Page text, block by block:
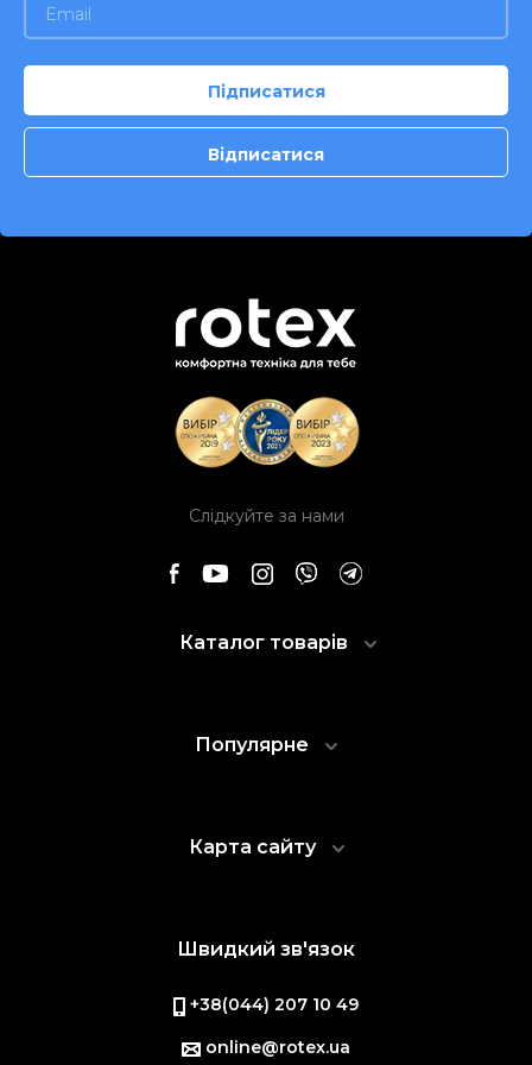
Слідкуйте за нами
Каталог товарів
Популярне
Карта сайту
Швидкий зв'язок
+38(044) 207 10 49
online@rotex.ua